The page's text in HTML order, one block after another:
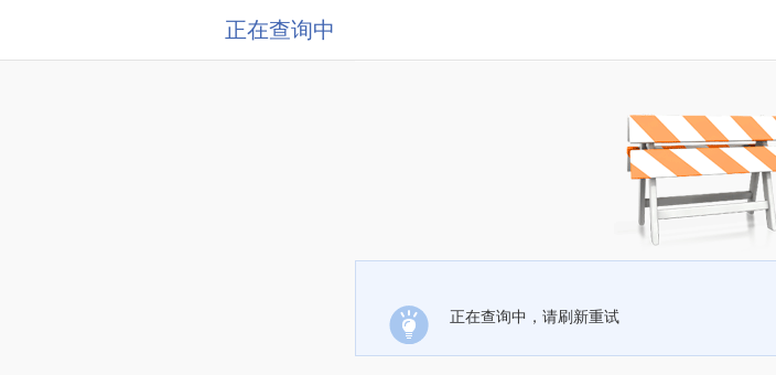
正在查询中
正在查询中，请刷新重试